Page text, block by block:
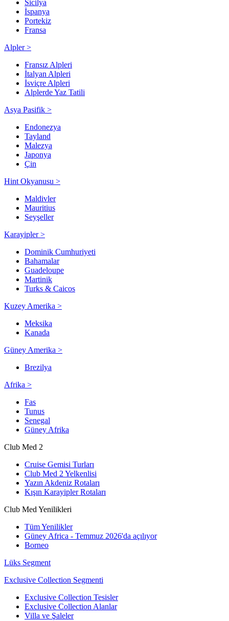
Sicilya
İspanya
Portekiz
Fransa
Alpler >
Fransız Alpleri
İtalyan Alpleri
İsviçre Alpleri
Alplerde Yaz Tatili
Asya Pasifik >
Endonezya
Tayland
Malezya
Japonya
Çin
Hint Okyanusu >
Maldivler
Mauritius
Seyşeller
Karayipler >
Dominik Cumhuriyeti
Bahamalar
Guadeloupe
Martinik
Turks & Caicos
Kuzey Amerika >
Meksika
Kanada
Güney Amerika >
Brezilya
Afrika >
Fas
Tunus
Senegal
Güney Afrika
Club Med 2
Cruise Gemisi Turları
Club Med 2 Yelkenlisi
Yazın Akdeniz Rotaları
Kışın Karayipler Rotaları
Club Med Yenilikleri
Tüm Yenilikler
Güney Africa - Temmuz 2026'da açılıyor
Borneo
Lüks Segment
Exclusive Collection Segmenti
Exclusive Collection Tesisler
Exclusive Collection Alanlar
Villa ve Şaleler